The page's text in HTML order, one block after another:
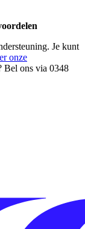
Je kunt
onze
Bel ons via 0348